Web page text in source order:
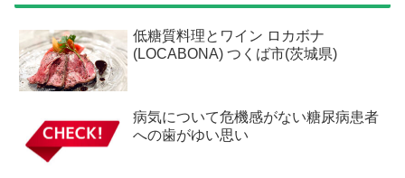
低糖質料理とワイン ロカボナ
(LOCABONA) つくば市(茨城県)
病気について危機感がない糖尿病患者
への歯がゆい思い